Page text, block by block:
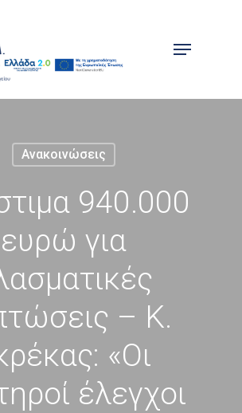
Menu
Ανακοινώσεις
940.000
ευρώ για
– Κ.
«Οι
έλεγχοι